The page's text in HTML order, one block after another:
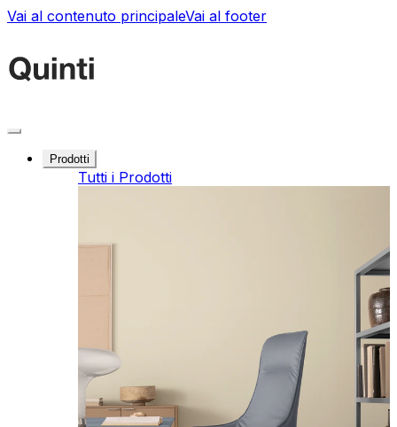
Vai al contenuto principaleVai al footer
Prodotti
Tutti i Prodotti